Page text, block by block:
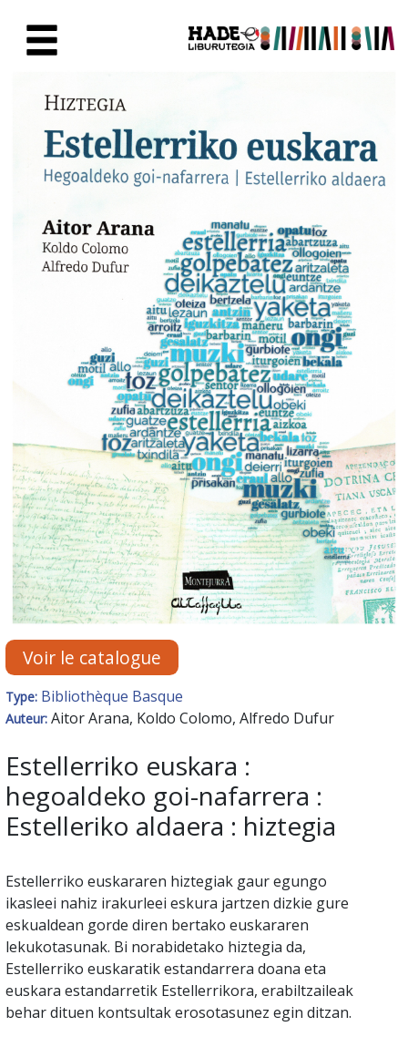
Voir le catalogue
Type: Bibliothèque Basque
Auteur: Aitor Arana, Koldo Colomo, Alfredo Dufur
Estellerriko euskara :
hegoaldeko goi-nafarrera :
Estelleriko aldaera : hiztegia
Estellerriko euskararen hiztegiak gaur egungo
ikasleei nahiz irakurleei eskura jartzen dizkie gure
eskualdean gorde diren bertako euskararen
lekukotasunak. Bi norabidetako hiztegia da,
Estellerriko euskaratik estandarrera doana eta
euskara estandarretik Estellerrikora, erabiltzaileak
behar dituen kontsultak erosotasunez egin ditzan.